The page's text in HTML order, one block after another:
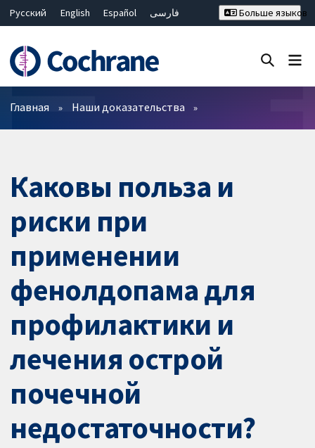
Русский English Español
فارسی
Bahasa Malaysia
ไทย
繁體中文
简体中文
Больше языков
Фильтры
Главная Наши доказательства
Каковы польза и
риски при
применении
фенолдопама для
профилактики и
лечения острой
почечной
недостаточности?